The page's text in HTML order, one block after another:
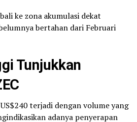
ke zona akumulasi dekat
bertahan dari Februari
Tunjukkan
terjadi dengan volume yang
adanya penyerapan